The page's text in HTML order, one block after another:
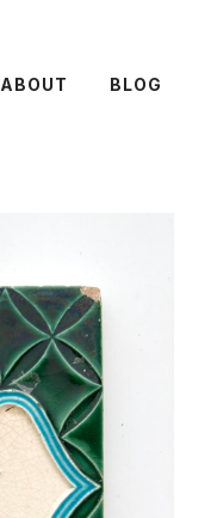
ABOUT BLOG